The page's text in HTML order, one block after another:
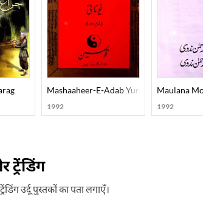
Mashaaheer-E-Adab Yunaani
1992
Maulana
1992
ट्रेंडिंग
उर्दू पुस्तकों का पता लगाएँ।